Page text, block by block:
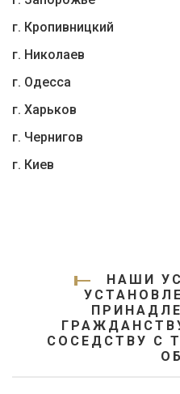
г. Кропивницкий
г. Николаев
г. Одесса
г. Харьков
г. Чернигов
г. Киев
НАШИ
СОСЕДСТВУ С